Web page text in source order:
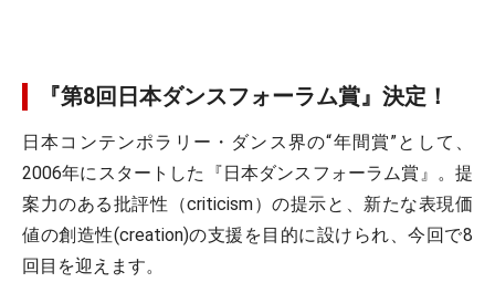
『第8回日本ダンスフォーラム賞』決定！
日本コンテンポラリー・ダンス界の“年間賞”として、
2006年にスタートした『日本ダンスフォーラム賞』。提
案力のある批評性（criticism）の提示と、新たな表現価
値の創造性(creation)の支援を目的に設けられ、今回で8
回目を迎えます。